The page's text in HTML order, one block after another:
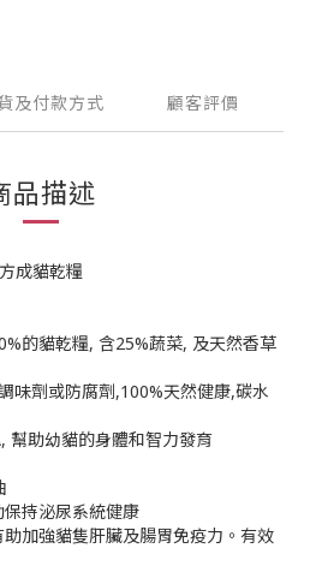
及付款方式 顧客評價
品描述
成貓乾糧
的貓乾糧, 含25%蔬菜, 及天然香草
味劑或防腐劑,100%天然健康,碳水
幫助幼貓的身體和智力發育
持泌尿系統健康
加強貓隻肝臟及腸胃免疫力。有效